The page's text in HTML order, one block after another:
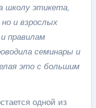
школу этикета,
и взрослых
правилам
семинары и
это с большим
одной из